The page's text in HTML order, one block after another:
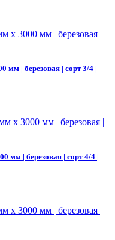
| березовая | сорт 3/4 |
мм | березовая | сорт 4/4 |